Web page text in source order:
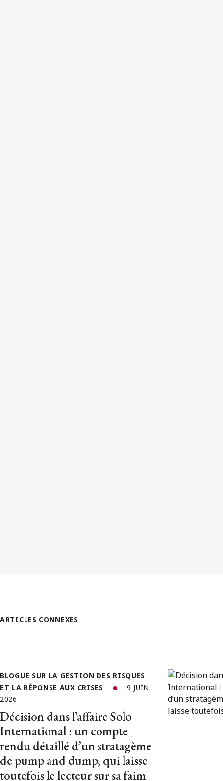
ARTICLES CONNEXES
BLOGUE SUR LA GESTION DES RISQUES
ET LA RÉPONSE AUX CRISES
9 JUIN
2026
Décision dans l’affaire Solo
International : un compte
rendu détaillé d’un stratagème
de pump and dump, qui laisse
toutefois le lecteur sur sa faim